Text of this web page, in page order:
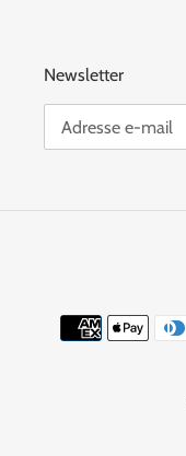
Newsletter